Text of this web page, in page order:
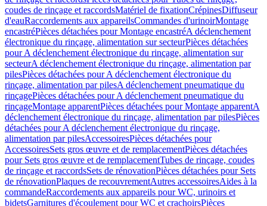
coudes de rinçage et raccordsMatériel de fixationCrépinesDiffuseur
d'eauRaccordements aux appareilsCommandes d'urinoirMontage
encastréPièces détachées pour Montage encastréA déclenchement
électronique du rinçage, alimentation sur secteurPièces détachées
pour A déclenchement électronique du rinçage, alimentation sur
secteurA déclenchement électronique du rinçage, alimentation par
pilesPièces détachées pour A déclenchement électronique du
rinçage, alimentation par pilesA déclenchement pneumatique du
rinçagePièces détachées pour A déclenchement pneumatique du
rinçageMontage apparentPièces détachées pour Montage apparentA
déclenchement électronique du rinçage, alimentation par pilesPièces
détachées pour A déclenchement électronique du rinçage,
alimentation par pilesAccessoiresPièces détachées pour
AccessoiresSets gros œuvre et de remplacementPièces détachées
pour Sets gros œuvre et de remplacementTubes de rinçage, coudes
de rinçage et raccordsSets de rénovationPièces détachées pour Sets
de rénovationPlaques de recouvrementAutres accessoiresAides à la
commandeRaccordements aux appareils pour WC, urinoirs et
bidetsGarnitures d'écoulement pour WC et crachoirsPièces